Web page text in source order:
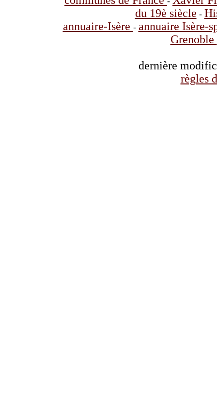
du 19è siècle -
annuaire-Isère - annuaire Isère-
Grenoble
dernière
règles